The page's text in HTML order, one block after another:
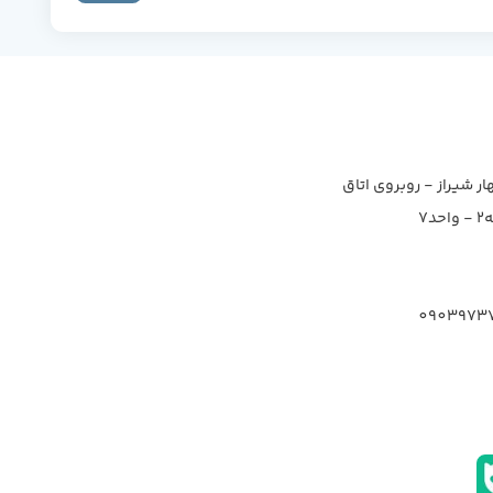
شیراز - روبروی اتاق